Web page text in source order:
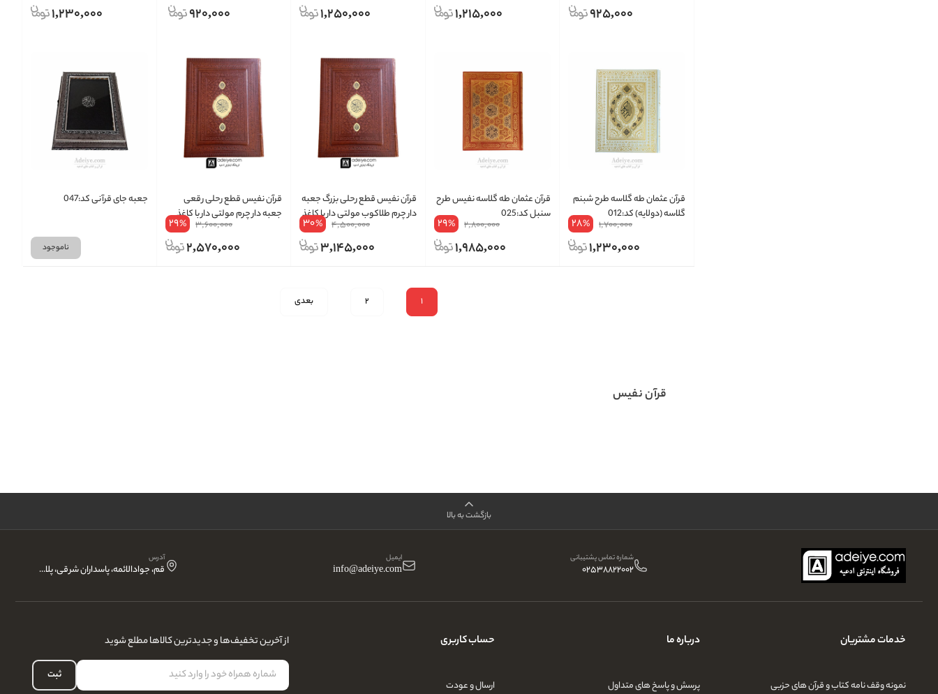
925,000
1,215,000
1,250,000
920,000
1,230,000
قرآن عثمان طه گلاسه طرح شبنم
گلاسه (دولایه) کد:012
1,700,000
28%
1,230,000
قرآن عثمان طه گلاسه نفیس طرح
سنبل کد:025
2,800,000
29%
1,985,000
قرآن نفیس قطع رحلی بزرگ جعبه
دار چرم طلاکوب مولتی دار با کاغذ
4,500,000
30%
3,145,000
قرآن نفیس قطع رحلی رقعی
جعبه دار چرم مولتی دار با کاغذ
3,600,000
29%
2,570,000
جعبه جای قرآنی کد:047
ناموجود
1
2 بعدی
قرآن نفیس
بازگشت به بالا
شماره تماس پشتیبانی
02538822002
ایمیل
info@adeiye.com
آدرس
قم، جوادالائمه، پاسداران شرقی، پلاک 15 ، انتشارات نقش آذین
خدمات مشتریان
نمونه وقف نامه کتاب و قرآن های حزبی
درباره ما
پرسش و پاسخ های متداول
حساب کاربری
ارسال و عودت
از آخرین تخفیف‌ها و جدیدترین کالاها مطلع شوید
ثبت